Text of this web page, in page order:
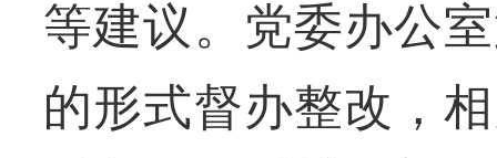
等建议。党委办公
的形式督办整改，